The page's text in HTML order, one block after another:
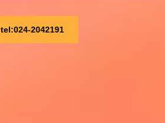
tel:024-2042191